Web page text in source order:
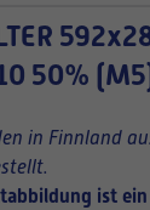
50%
in Finnland
ist